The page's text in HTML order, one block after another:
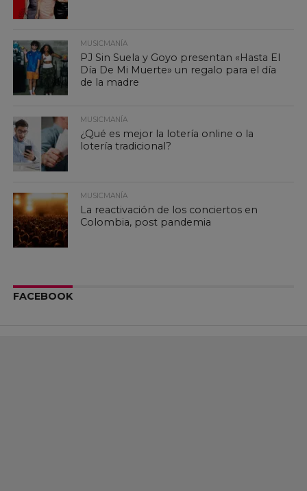
MUSICMANÍA
PJ Sin Suela y Goyo presentan «Hasta El
Día De Mi Muerte» un regalo para el día
de la madre
MUSICMANÍA
¿Qué es mejor la lotería online o la
lotería tradicional?
MUSICMANÍA
La reactivación de los conciertos en
Colombia, post pandemia
FACEBOOK